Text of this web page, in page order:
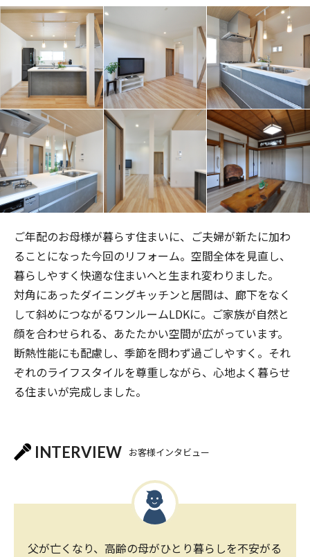
ご年配のお母様が暮らす住まいに、ご夫婦が新たに加わ
ることになった今回のリフォーム。 空間全体を見直し、
暮らしやすく快適な住まいへと生まれ変わりました。
対角にあったダイニングキッチンと居間は、廊下をなく
して斜めにつながるワンルームLDKに。 ご家族が自然と
顔を合わせられる、あたたかい空間が広がっています。
断熱性能にも配慮し、季節を問わず過ごしやすく。それ
ぞれのライフスタイルを尊重しながら、心地よく暮らせ
る住まいが完成しました。
INTERVIEW お客様インタビュー
父が亡くなり、高齢の母がひとり暮らしを不安がる